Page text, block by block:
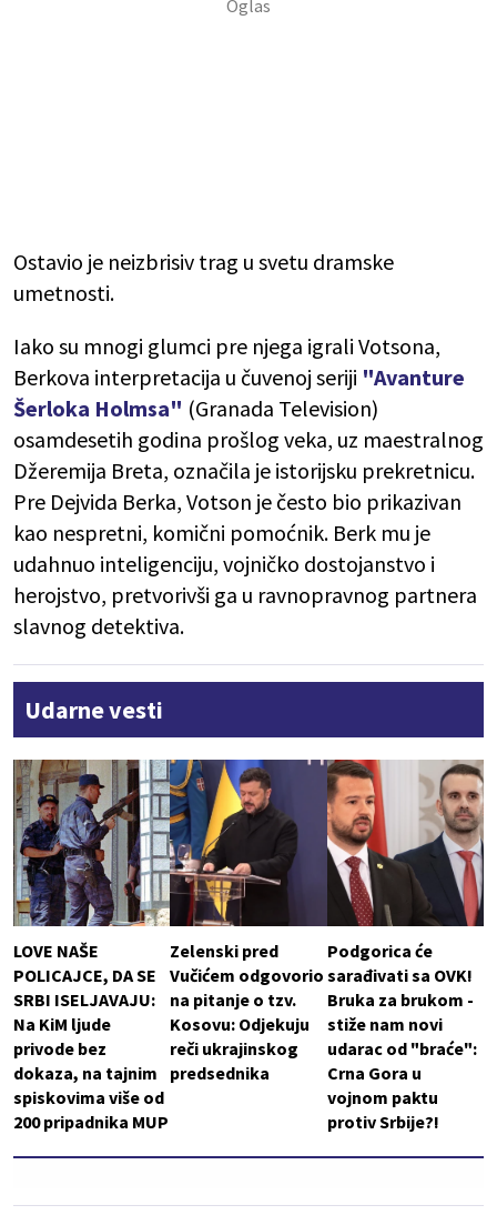
Ostavio je neizbrisiv trag u svetu dramske
umetnosti.
Iako su mnogi glumci pre njega igrali Votsona,
Berkova interpretacija u čuvenoj seriji "Avanture
Šerloka Holmsa" (Granada Television)
osamdesetih godina prošlog veka, uz maestralnog
Džeremija Breta, označila je istorijsku prekretnicu.
Pre Dejvida Berka, Votson je često bio prikazivan
kao nespretni, komični pomoćnik. Berk mu je
udahnuo inteligenciju, vojničko dostojanstvo i
herojstvo, pretvorivši ga u ravnopravnog partnera
slavnog detektiva.
Udarne vesti
LOVE NAŠE
POLICAJCE, DA SE
SRBI ISELJAVAJU:
Na KiM ljude
privode bez
dokaza, na tajnim
spiskovima više od
200 pripadnika MUP
Zelenski pred
Vučićem odgovorio
na pitanje o tzv.
Kosovu: Odjekuju
reči ukrajinskog
predsednika
Podgorica će
sarađivati sa OVK!
Bruka za brukom -
stiže nam novi
udarac od "braće":
Crna Gora u
vojnom paktu
protiv Srbije?!